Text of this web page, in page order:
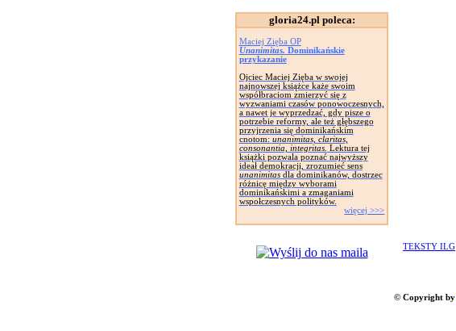
gloria24.pl poleca:
Maciej Zięba OP
Unanimitas. Dominikańskie
przykazanie
Ojciec Maciej Zięba w swojej
najnowszej książce każe swoim
współbraciom zmierzyć się z
wyzwaniami czasów ponowoczesnych,
a nawet je wyprzedzać, gdy pisze o
potrzebie reformy, ale też głębszego
przyjrzenia się dominikańskim
cnotom: unanimitas, claritas,
consonantia, integritas. Lektura tej
książki pozwala poznać najwyższy
ideał demokracji, zrozumieć sens
unanimitasdla dominikanów, dostrzec
różnicę między wyborami
dominikańskimi a zmaganiami
wspołczesnych polityków.
więcej >>>
TEKSTY ILG
© Copyright by